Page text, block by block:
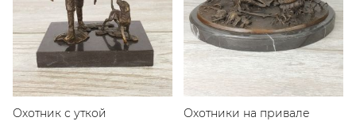
Охотник с уткой Охотники на привале